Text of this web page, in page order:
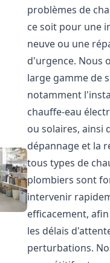
problèmes de
ce soit pour une
neuve ou une
d'urgence. Nous
large gamme de
notamment
chauffe-eau
ou solaires, ainsi
dépannage et la
tous types de
plombiers sont
intervenir
efficacement,
les délais
perturbations.